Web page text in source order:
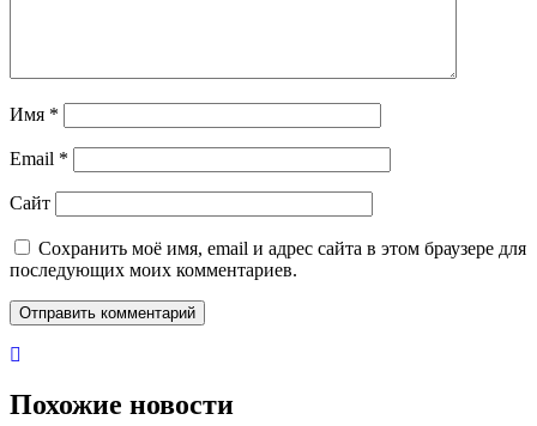
Имя *
Email *
Сайт
Сохранить моё имя, email и адрес сайта в этом браузере для
последующих моих комментариев.
Похожие новости